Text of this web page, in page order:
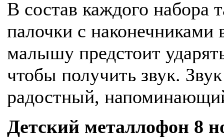
В состав каждого набора
палочки с
малышу предстоит
чтобы получить звук.
радостный,
Детский металлофон 8